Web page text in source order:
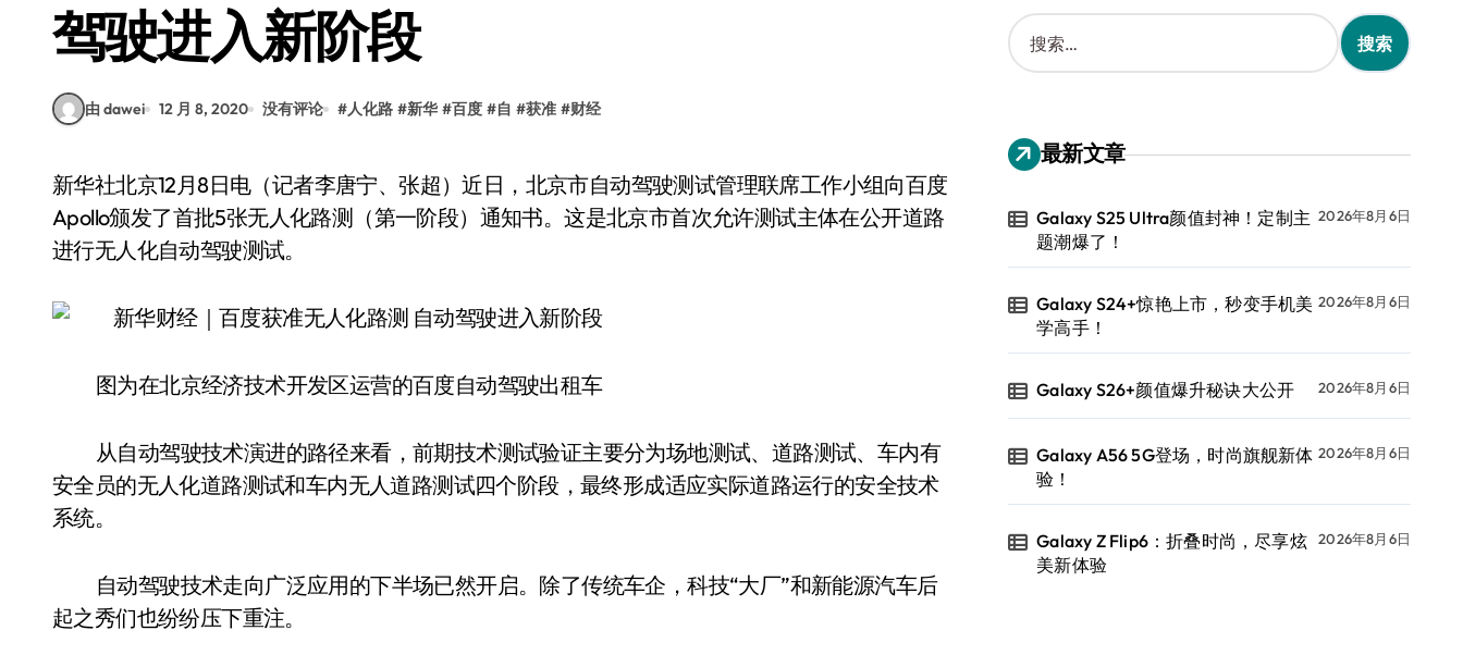
驾驶进入新阶段
由 dawei 12 月 8, 2020 没有评论 #人化路 #新华 #百度 #自 #获准 #财经
新华社北京12月8日电（记者李唐宁、张超）近日，北京市自动驾驶测试管理联席工作小组向百度
Apollo颁发了首批5张无人化路测（第一阶段）通知书。这是北京市首次允许测试主体在公开道路
进行无人化自动驾驶测试。
图为在北京经济技术开发区运营的百度自动驾驶出租车
从自动驾驶技术演进的路径来看，前期技术测试验证主要分为场地测试、道路测试、车内有
安全员的无人化道路测试和车内无人道路测试四个阶段，最终形成适应实际道路运行的安全技术
系统。
自动驾驶技术走向广泛应用的下半场已然开启。除了传统车企，科技“大厂”和新能源汽车后
起之秀们也纷纷压下重注。
搜
索
：
最新文章
Galaxy S25 Ultra颜值封神！定制主
题潮爆了！
2026年8月6日
Galaxy S24+惊艳上市，秒变手机美
学高手！
2026年8月6日
Galaxy S26+颜值爆升秘诀大公开 2026年8月6日
Galaxy A56 5G登场，时尚旗舰新体
验！
2026年8月6日
Galaxy Z Flip6：折叠时尚，尽享炫
美新体验
2026年8月6日